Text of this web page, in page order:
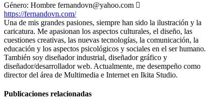
Género: Hombre fernandovn@yahoo.com
https://fernandovn.com/
Una de mis grandes pasiones, siempre han sido la ilustración y la
caricatura. Me apasionan los aspectos culturales, el diseño, las
cuestiones creativas, las nuevas tecnologías, la comunicación, la
educación y los aspectos psicológicos y sociales en el ser humano.
También soy diseñador industrial, diseñador gráfico y
diseñador/desarrollador web. Actualmente, me desempeño como
director del área de Multimedia e Internet en Ikita Studio.
Publicaciones relacionadas